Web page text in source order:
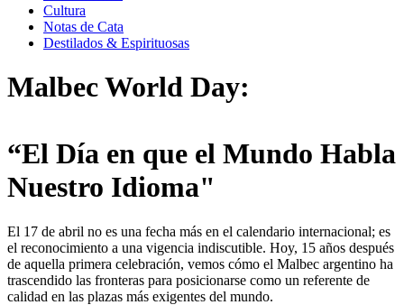
Cultura
Notas de Cata
Destilados & Espirituosas
Malbec World Day:
“El Día en que el Mundo Habla
Nuestro Idioma"
El 17 de abril no es una fecha más en el calendario internacional; es
el reconocimiento a una vigencia indiscutible. Hoy, 15 años después
de aquella primera celebración, vemos cómo el Malbec argentino ha
trascendido las fronteras para posicionarse como un referente de
calidad en las plazas más exigentes del mundo.